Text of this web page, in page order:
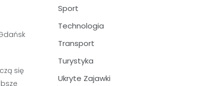
się
Sport
Technologia
Transport
Turystyka
Ukryte Zajawki